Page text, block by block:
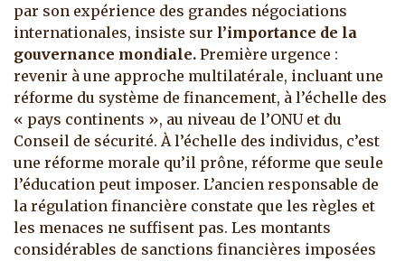
par son expérience des grandes négociations
internationales, insiste sur l’importance de la
gouvernance mondiale. Première urgence :
revenir à une approche multilatérale, incluant une
réforme du système de financement, à l’échelle des
« pays continents », au niveau de l’ONU et du
Conseil de sécurité. À l’échelle des individus, c’est
une réforme morale qu’il prône, réforme que seule
l’éducation peut imposer. L’ancien responsable de
la régulation financière constate que les règles et
les menaces ne suffisent pas. Les montants
considérables de sanctions financières imposées